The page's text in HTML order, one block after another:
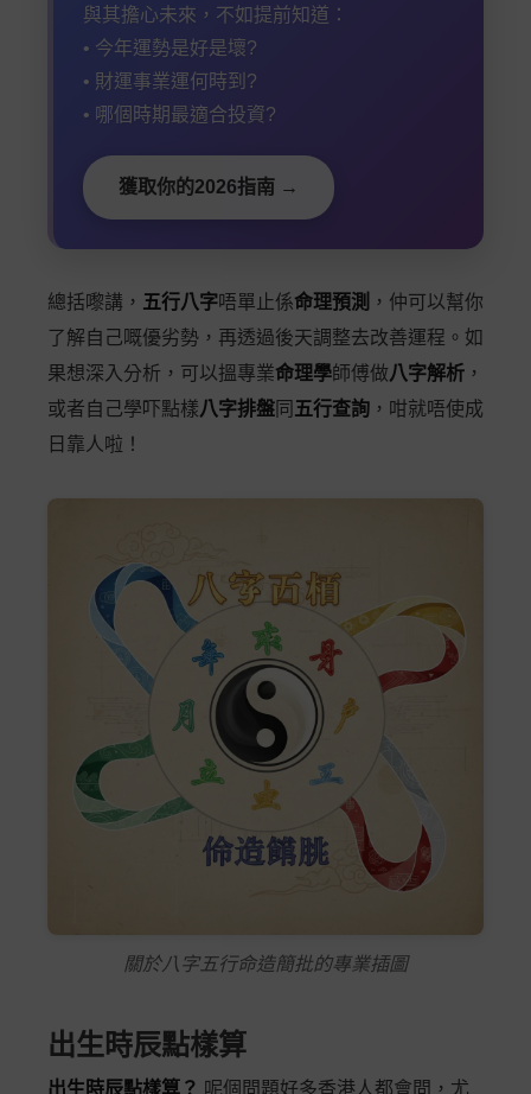
與其擔心未來，不如提前知道：
• 今年運勢是好是壞?
• 財運事業運何時到?
• 哪個時期最適合投資?
獲取你的2026指南 →
總括嚟講， 五行八字唔單止係命理預測 ，仲可以幫你
了解自己嘅優劣勢，再透過後天調整去改善運程。如
果想深入分析，可以搵專業命理學師傅做八字解析 ，
或者自己學吓點樣八字排盤 同 五行查詢 ，咁就唔使成
日靠人啦！
關於八字五行命造簡批的專業插圖
出生時辰點樣算
出生時辰點樣算？ 呢個問題好多香港人都會問，尤